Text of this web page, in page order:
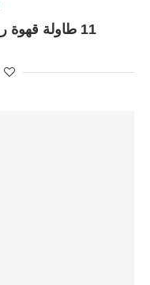
11 طاولة قهوة رخام لا تفوتك بالصور 2023